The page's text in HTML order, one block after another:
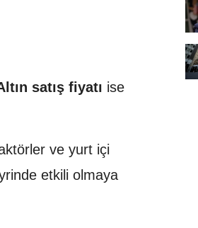
satış fiyatı ise
ve yurt içi
etkili olmaya